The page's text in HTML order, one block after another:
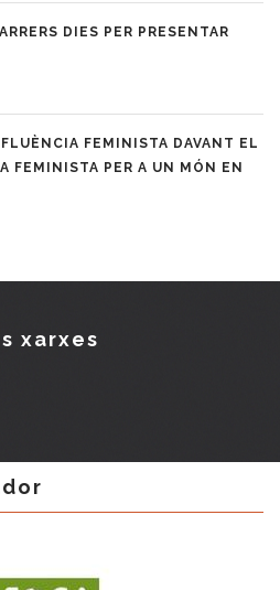
DIES PER PRESENTAR
FEMINISTA DAVANT EL
FEMINISTA PER A UN MÓN EN
xarxes